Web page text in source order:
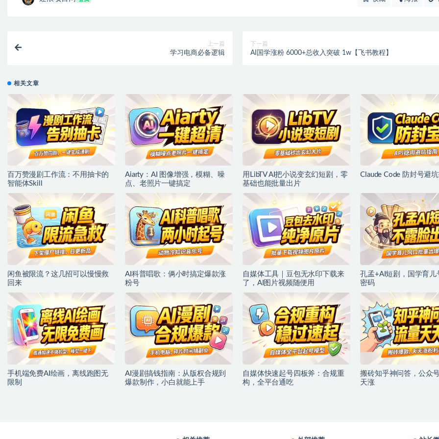
上一篇
学习电商必备逻辑
下一篇
AI国学涨粉 6000+总收入突破 1w【飞书教程】
相关文章
百万赞漫剧工作流：不用抽卡的
智能体Skill
Aiarty：AI 图像增强，模糊、噪
点、老照片一键搞定
用LibTV AI把小说变玄幻短剧，零
基础也能批量出片
Claude Code 防封号避
闲鱼被限流？这几招可以慢慢救
回来
AI科普唱歌：俩小时搞定爆款涨
粉号
自媒体工具｜豆包无水印下载来
了，AI图片视频随便用
孔孟+AI短剧，国学育儿
密码
手机端免费AI绘画，离线跑图无
限制
AI漫剧搞钱指南：从版权合规到
爆款制作，小白就能上手
自媒体快速起号四板斧：合规重
构，全平台通吃
搬砖知乎神问答，公众
天涨